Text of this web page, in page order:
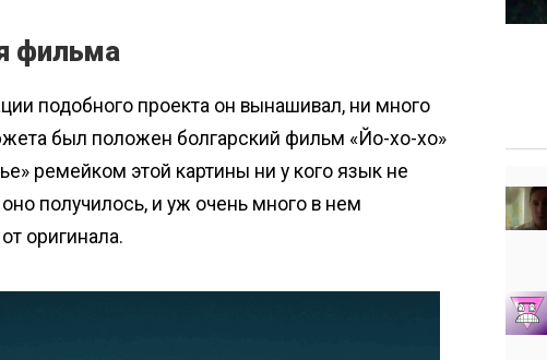
фильма
подобного проекта он вынашивал, ни много
был положен болгарский фильм «Йо-хо-хо»
ремейком этой картины ни у кого язык не
получилось, и уж очень много в нем
оригинала.